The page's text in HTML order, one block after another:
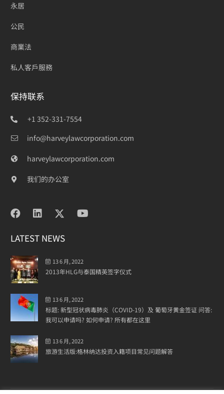
永居
公民
商業法
私人客戶服務
保持联系
+1 352-331-7554
info@harveylawcorporation.com
harveylawcorporation.com
我们的办公室
LATEST NEWS
13 6 月, 2022
2013年HLG与泰国精英签字仪式
13 6 月, 2022
标题: 新型冠状病毒肺炎（COVID-19）及 葡萄牙黄金签证 问答:
我可以申请吗? 如何申请? 所有都在这里
13 6 月, 2022
旅游生活版:格林纳达投资入籍项目常见问题解答